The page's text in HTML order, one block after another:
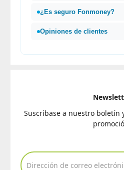
¿Es seguro Fonmoney?
Opiniones de clientes
Suscríbase a nuestro boletín